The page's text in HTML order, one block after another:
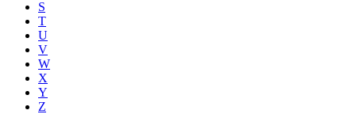
S
T
U
V
W
X
Y
Z